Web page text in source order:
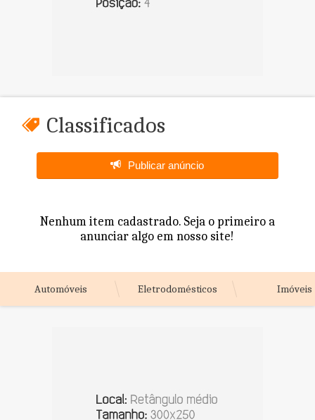
Classificados
Publicar anúncio
Nenhum item cadastrado. Seja o primeiro a
anunciar algo em nosso site!
Automóveis Eletrodomésticos Imóveis